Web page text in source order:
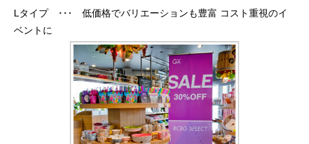
Lタイプ ･･･ 低価格でバリエーションも豊富 コスト重視のイ
ベントに